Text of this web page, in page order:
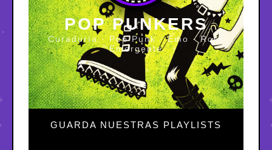
POP PUNKERS
Curaduría · Pop Punk · Emo · Rock
Emergente
GUARDA NUESTRAS PLAYLISTS